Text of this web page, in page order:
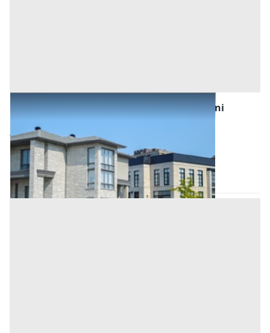
Asta Abitazione civile con cortile su tre piani
Ortueri (Nuoro)
40.125 € 53.500 €
Codice asta:d6f9bcc0
29/09/2026